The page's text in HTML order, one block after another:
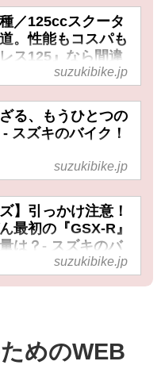
／125ccスクータ
。性能もコスパも
レス125』なら間違
suzukibike.jp
る、もうひとつの
スズキのバイク！
suzukibike.jp
ズ】引っかけ注意！
最初の『GSX-R』
は？- スズキのバ
suzukibike.jp
めのWEB